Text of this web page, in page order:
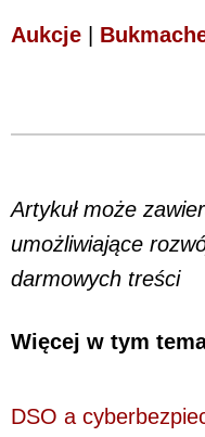
Aukcje
Artykuł może
umożliwiające
darmowych treści
Więcej w tym
DSO a